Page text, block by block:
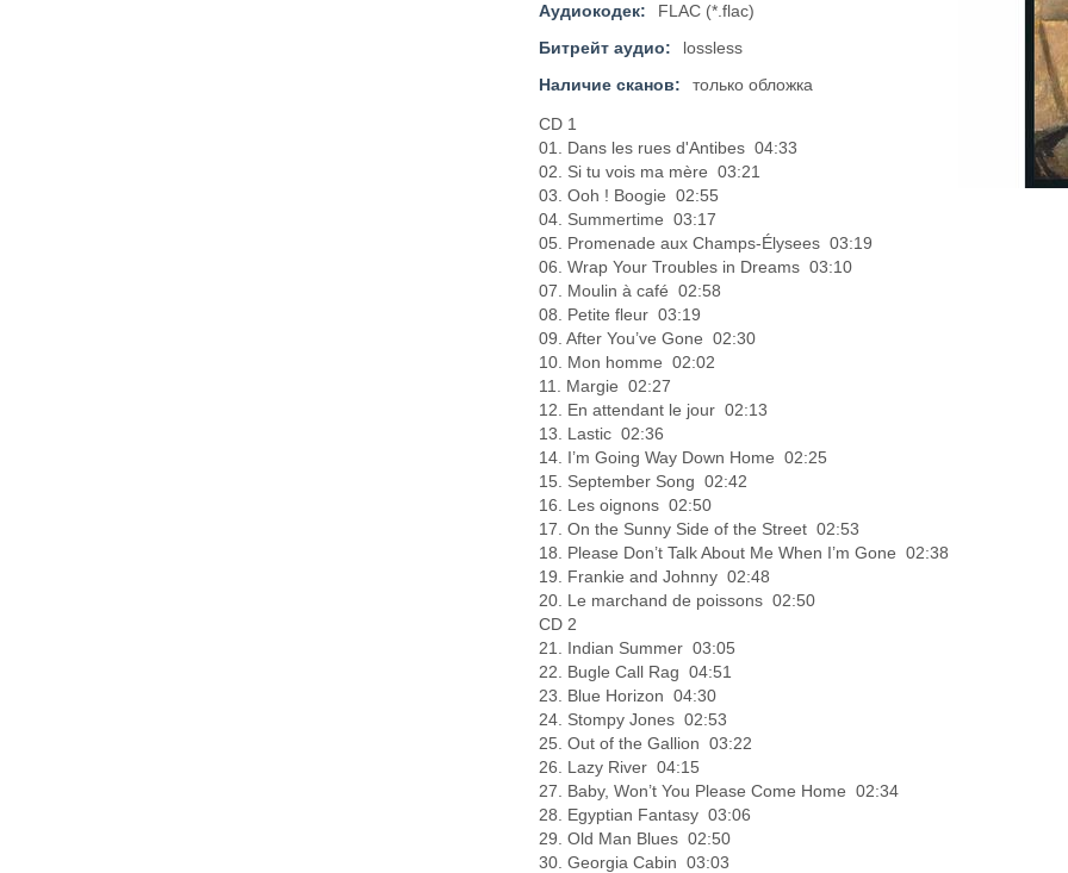
Аудиокодек:
FLAC (*.flac)
Битрейт аудио:
lossless
Наличие сканов:
только обложка
CD 1
01. Dans les rues d'Antibes 04:33
02. Si tu vois ma mère 03:21
03. Ooh ! Boogie 02:55
04. Summertime 03:17
05. Promenade aux Champs-Élysees 03:19
06. Wrap Your Troubles in Dreams 03:10
07. Moulin à café 02:58
08. Petite fleur 03:19
09. After You’ve Gone 02:30
10. Mon homme 02:02
11. Margie 02:27
12. En attendant le jour 02:13
13. Lastic 02:36
14. I’m Going Way Down Home 02:25
15. September Song 02:42
16. Les oignons 02:50
17. On the Sunny Side of the Street 02:53
18. Please Don’t Talk About Me When I’m Gone 02:38
19. Frankie and Johnny 02:48
20. Le marchand de poissons 02:50
CD 2
21. Indian Summer 03:05
22. Bugle Call Rag 04:51
23. Blue Horizon 04:30
24. Stompy Jones 02:53
25. Out of the Gallion 03:22
26. Lazy River 04:15
27. Baby, Won’t You Please Come Home 02:34
28. Egyptian Fantasy 03:06
29. Old Man Blues 02:50
30. Georgia Cabin 03:03